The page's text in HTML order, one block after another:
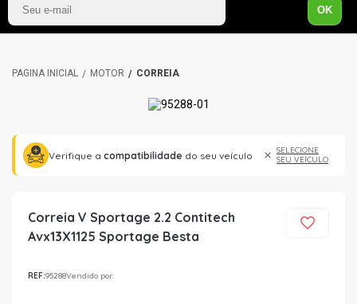
OK
MOTOR CORREIA
Verifique a compatibilidade do seu veículo
SELECIONE
SEU VEÍCULO
Correia V Sportage 2.2 Contitech
Avx13X1125 Sportage Besta
REF:95288Vendido por: